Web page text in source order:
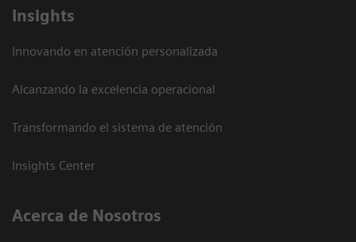
Insights
Innovando en atención personalizada
Alcanzando la excelencia operacional
Transformando el sistema de atención
Insights Center
Acerca de Nosotros